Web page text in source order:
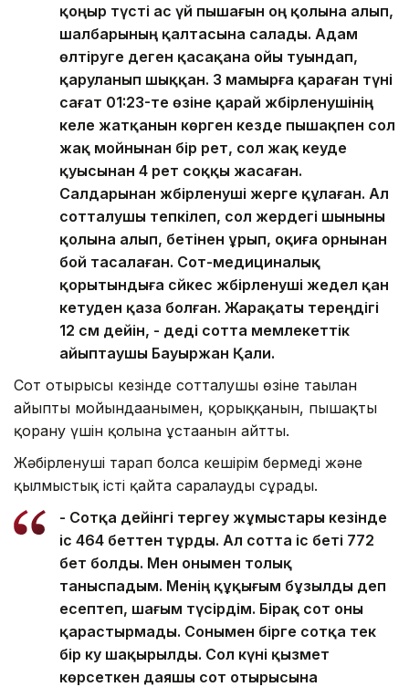
қоңыр түсті ас үй пышағын оң қолына алып,
шалбарының қалтасына салады. Адам
өлтіруге деген қасақана ойы туындап,
қаруланып шыққан. 3 мамырға қараған түні
сағат 01:23-те өзіне қарай жәбірленушінің
келе жатқанын көрген кезде пышақпен сол
жақ мойнынан бір рет, сол жақ кеуде
қуысынан 4 рет соққы жасаған.
Салдарынан жәбірленуші жерге құлаған. Ал
сотталушы тепкілеп, сол жердегі шыныны
қолына алып, бетінен ұрып, оқиға орнынан
бой тасалаған. Сот-медициналық
қорытындыға сәйкес жәбірленуші жедел қан
кетуден қаза болған. Жарақаты тереңдігі
12 см дейін, - деді сотта мемлекеттік
айыптаушы Бауыржан Қали.
Сот отырысы кезінде сотталушы өзіне тағылған
айыпты мойындағанымен, қорыққанын, пышақты
қорғану үшін қолына ұстағанын айтты.
Жәбірленуші тарап болса кешірім бермеді және
қылмыстық істі қайта саралауды сұрады.
- Сотқа дейінгі тергеу жұмыстары кезінде
іс 464 беттен тұрды. Ал сотта іс беті 772
бет болды. Мен онымен толық
таныспадым. Менің құқығым бұзылды деп
есептеп, шағым түсірдім. Бірақ сот оны
қарастырмады. Сонымен бірге сотқа тек
бір куә шақырылды. Сол күні қызмет
көрсеткен даяшы сот отырысына